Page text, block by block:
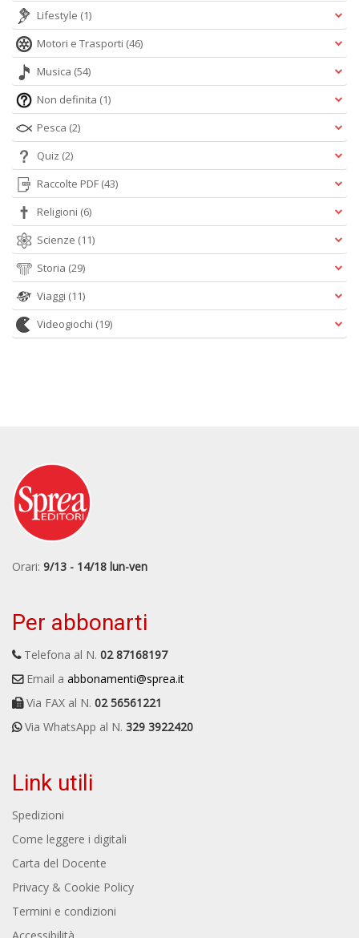
Lifestyle (1)
Motori e Trasporti (46)
Musica (54)
Non definita (1)
Pesca (2)
Quiz (2)
Raccolte PDF (43)
Religioni (6)
Scienze (11)
Storia (29)
Viaggi (11)
Videogiochi (19)
Orari: 9/13 - 14/18 lun-ven
Per abbonarti
Telefona al N. 02 87168197
Email a abbonamenti@sprea.it
Via FAX al N. 02 56561221
Via WhatsApp al N. 329 3922420
Link utili
Spedizioni
Come leggere i digitali
Carta del Docente
Privacy & Cookie Policy
Termini e condizioni